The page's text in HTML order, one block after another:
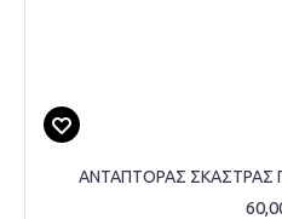
ΑΝΤΑΠΤΟΡΑΣ ΣΚΑΣΤΡΑΣ